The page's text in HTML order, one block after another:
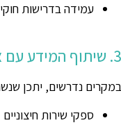
עמידה בדרישות
3. שיתוף המידע עם צדדים שלישיים
במקרים נדרשים, יתכן
ספקי שירות